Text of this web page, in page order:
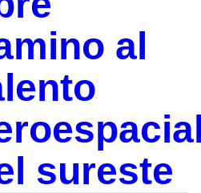
al
sureste